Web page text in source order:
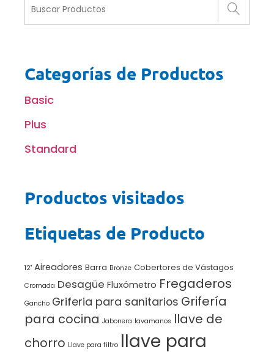
Categorías de Productos
Basic
Plus
Standard
Productos visitados
Etiquetas de Producto
12" Aireadores Barra Bronze Cobertores de Vástagos
Cromada Desagüe Fluxómetro Fregaderos
Gancho Griferia para sanitarios Grifería
para cocina Jabonera lavamanos llave de
chorro Llave para filtro llave para